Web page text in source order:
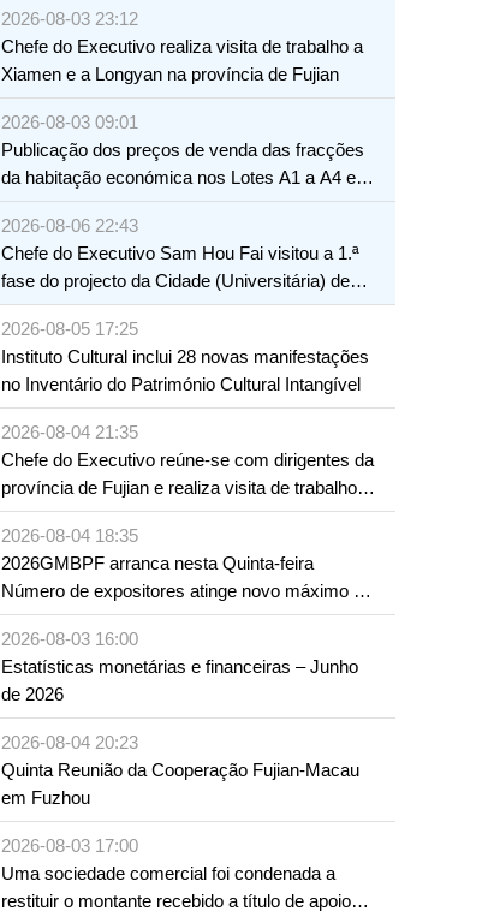
2026-08-03 23:12
Chefe do Executivo realiza visita de trabalho a
Xiamen e a Longyan na província de Fujian
2026-08-03 09:01
Publicação dos preços de venda das fracções
da habitação económica nos Lotes A1 a A4 e
A12 da Zona A dos Novos Aterros
2026-08-06 22:43
Chefe do Executivo Sam Hou Fai visitou a 1.ª
fase do projecto da Cidade (Universitária) de
Educação Internacional de Macau e Hengqin
2026-08-05 17:25
Instituto Cultural inclui 28 novas manifestações
no Inventário do Património Cultural Intangível
2026-08-04 21:35
Chefe do Executivo reúne-se com dirigentes da
província de Fujian e realiza visita de trabalho
em Fuzhou
2026-08-04 18:35
2026GMBPF arranca nesta Quinta-feira
Número de expositores atinge novo máximo em
18 anos
2026-08-03 16:00
Estatísticas monetárias e financeiras – Junho
de 2026
2026-08-04 20:23
Quinta Reunião da Cooperação Fujian-Macau
em Fuzhou
2026-08-03 17:00
Uma sociedade comercial foi condenada a
restituir o montante recebido a título de apoio